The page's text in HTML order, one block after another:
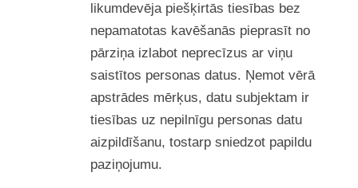
likumdevēja piešķirtās tiesības bez
nepamatotas kavēšanās pieprasīt no
pārziņa izlabot neprecīzus ar viņu
saistītos personas datus. Ņemot vērā
apstrādes mērķus, datu subjektam ir
tiesības uz nepilnīgu personas datu
aizpildīšanu, tostarp sniedzot papildu
paziņojumu.